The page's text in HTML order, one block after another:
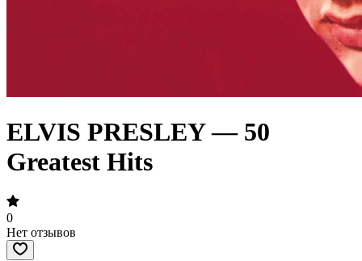
ELVIS PRESLEY — 50
Greatest Hits
0
Нет отзывов